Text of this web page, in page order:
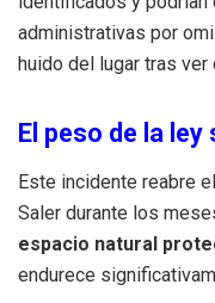
administrativas por
huido del lugar tras
El peso de la
Este incidente reabre
Saler durante los
espacio natural
endurece